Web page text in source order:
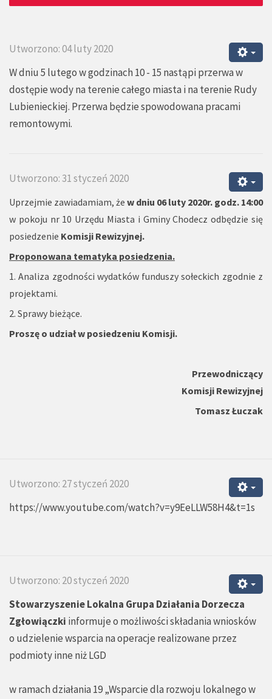
Utworzono: 04 luty 2020
W dniu 5 lutego w godzinach 10 - 15 nastąpi przerwa w
dostępie wody na terenie całego miasta i na terenie Rudy
Lubienieckiej. Przerwa będzie spowodowana pracami
remontowymi.
Utworzono: 31 styczeń 2020
Uprzejmie zawiadamiam, że w dniu 06 luty 2020r. godz. 14:00
w pokoju nr 10 Urzędu Miasta i Gminy Chodecz odbędzie się
posiedzenie Komisji Rewizyjnej.
Proponowana tematyka posiedzenia.
1. Analiza zgodności wydatków funduszy sołeckich zgodnie z
projektami.
2. Sprawy bieżące.
Proszę o udział w posiedzeniu Komisji.
Przewodniczący
Komisji Rewizyjnej
Tomasz Łuczak
Utworzono: 27 styczeń 2020
https://www.youtube.com/watch?v=y9EeLLW58H4&t=1s
Utworzono: 20 styczeń 2020
Stowarzyszenie Lokalna Grupa Działania Dorzecza
Zgłowiączki informuje o możliwości składania wniosków
o udzielenie wsparcia na operacje realizowane przez
podmioty inne niż LGD
w ramach działania 19 „Wsparcie dla rozwoju lokalnego w